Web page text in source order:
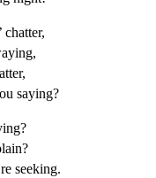
saying?
seeking.